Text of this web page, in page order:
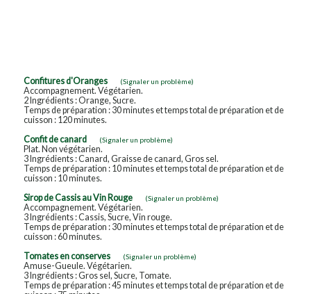
Confitures d'Oranges (Signaler un problème)
Accompagnement. Végétarien.
2 Ingrédients : Orange, Sucre.
Temps de préparation : 30 minutes et temps total de préparation et de
cuisson : 120 minutes.
Confit de canard
(Signaler un problème)
Plat. Non végétarien.
3 Ingrédients : Canard, Graisse de canard, Gros sel.
Temps de préparation : 10 minutes et temps total de préparation et de
cuisson : 10 minutes.
Sirop de Cassis au Vin Rouge
(Signaler un problème)
Accompagnement. Végétarien.
3 Ingrédients : Cassis, Sucre, Vin rouge.
Temps de préparation : 30 minutes et temps total de préparation et de
cuisson : 60 minutes.
Tomates en conserves
(Signaler un problème)
Amuse-Gueule. Végétarien.
3 Ingrédients : Gros sel, Sucre, Tomate.
Temps de préparation : 45 minutes et temps total de préparation et de